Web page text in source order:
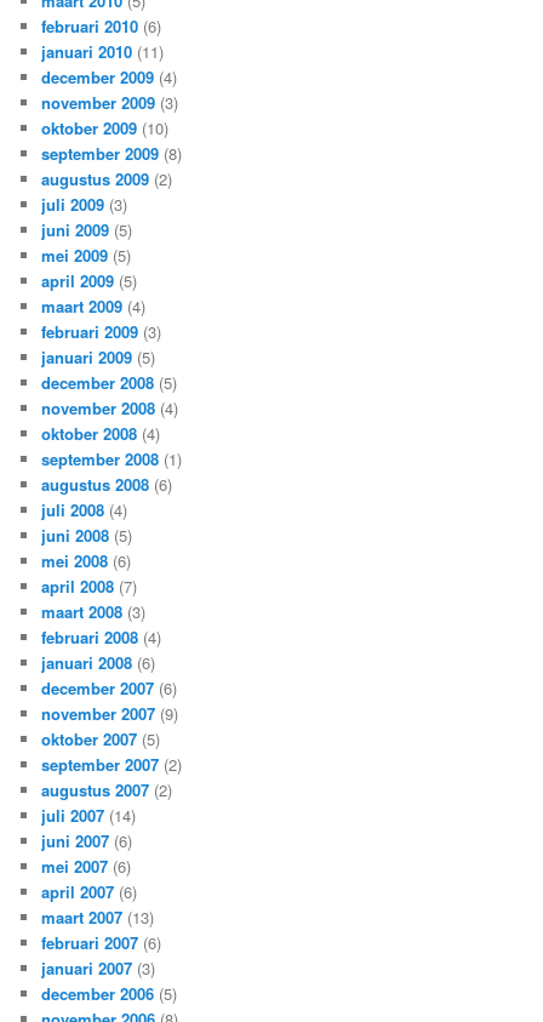
februari 2010 (6)
januari 2010 (11)
december 2009 (4)
november 2009 (3)
oktober 2009 (10)
september 2009 (8)
augustus 2009 (2)
juli 2009 (3)
juni 2009 (5)
mei 2009 (5)
april 2009 (5)
maart 2009 (4)
februari 2009 (3)
januari 2009 (5)
december 2008 (5)
november 2008 (4)
oktober 2008 (4)
september 2008 (1)
augustus 2008 (6)
juli 2008 (4)
juni 2008 (5)
mei 2008 (6)
april 2008 (7)
maart 2008 (3)
februari 2008 (4)
januari 2008 (6)
december 2007 (6)
november 2007 (9)
oktober 2007 (5)
september 2007 (2)
augustus 2007 (2)
juli 2007 (14)
juni 2007 (6)
mei 2007 (6)
april 2007 (6)
maart 2007 (13)
februari 2007 (6)
januari 2007 (3)
december 2006 (5)